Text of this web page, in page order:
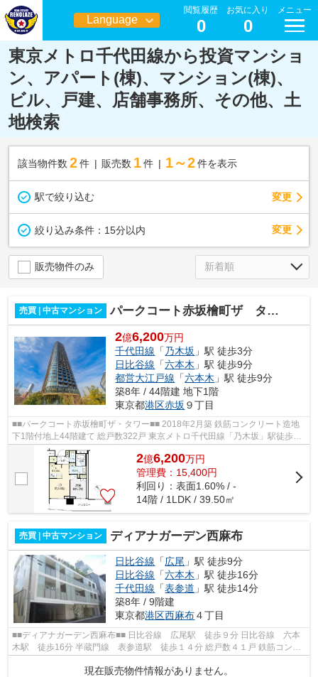
Language
日本語
閲覧履歴
0
お気に入り
0
メニュー
東京メトロ千代田線から投資マンショ
ン、アパート(棟)、マンション(棟)、
ビル、戸建、店舗事務所、その他、土
地検索
該当物件数 2件 販売数 1 件 1～2 件を表示
駅で絞り込む 変更
絞り込み条件： 15分以内 変更
販売物件のみ
売買 | 中古マンション パークコート赤坂檜町ザ タワー
2億6,200万円
千代田線 「 乃木坂 」駅 徒歩3分
日比谷線 「六本木 」駅 徒歩9分
都営大江戸線 「六本木 」駅 徒歩9分
築8年 / 44階建 地下1階
東京都港区赤坂 ９丁目
■■パークコート赤坂檜町ザ・タワー■■ 2018年2月築 鉄筋コンクリート造地
下1階付地上44階建て 総戸数322戸 東京メトロ千代田線「乃木坂」駅徒歩3
分 オートロック ペット飼育可能 24...
2億6,200万円
管理費：15,400円
利回り：表面1.60% / -
14階 / 1LDK / 39.50㎡
売買 | 中古マンション ディアナガーデン西麻布
日比谷線 「広尾 」駅 徒歩9分
日比谷線 「六本木 」駅 徒歩16分
千代田線 「表参道 」駅 徒歩14分
築8年 / 9階建
東京都港区西麻布４丁目
■■ディアナガーデン西麻布■■ 日比谷線 広尾駅 徒歩９分 日比谷線 六本
木駅 徒歩16分 半蔵門線 表参道駅 徒歩１４分 総戸数４１戸 鉄筋コンク
現在販売物件情報がありません。